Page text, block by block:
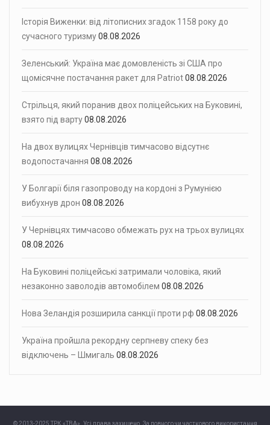
Історія Виженки: від літописних згадок 1158 року до
сучасного туризму08.08.2026
Зеленський: Україна має домовленість зі США про
щомісячне постачання ракет для Patriot08.08.2026
Стрільця, який поранив двох поліцейських на Буковині,
взято під варту08.08.2026
На двох вулицях Чернівців тимчасово відсутнє
водопостачання 08.08.2026
У Болгарії біля газопроводу на кордоні з Румунією
вибухнув дрон 08.08.2026
У Чернівцях тимчасово обмежать рух на трьох вулицях
08.08.2026
На Буковині поліцейські затримали чоловіка, який
незаконно заволодів автомобілем 08.08.2026
Нова Зеландія розширила санкції проти рф 08.08.2026
Україна пройшла рекордну серпневу спеку без
відключень – Шмигаль 08.08.2026
© 2013-2025 ТРК «ТВА». Усі права захищено. За повного чи часткового використання